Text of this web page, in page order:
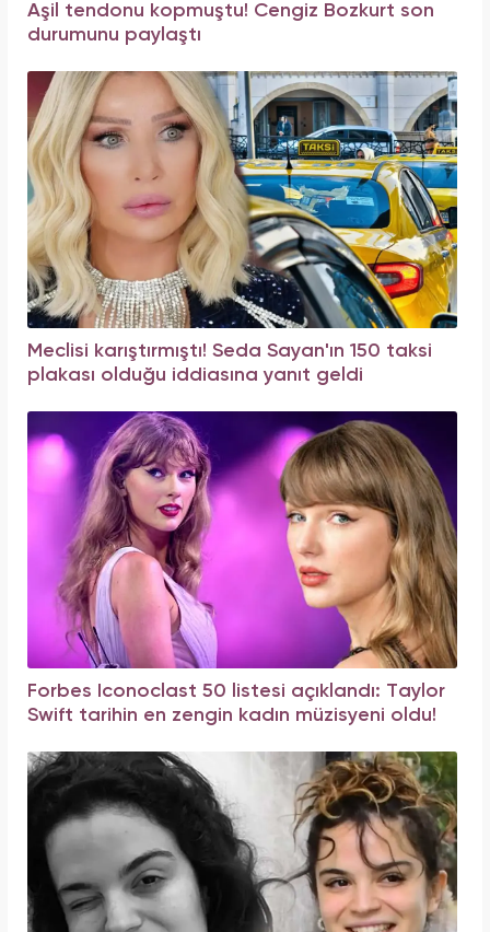
Aşil tendonu kopmuştu! Cengiz Bozkurt son
durumunu paylaştı
Meclisi karıştırmıştı! Seda Sayan'ın 150 taksi
plakası olduğu iddiasına yanıt geldi
Forbes Iconoclast 50 listesi açıklandı: Taylor
Swift tarihin en zengin kadın müzisyeni oldu!